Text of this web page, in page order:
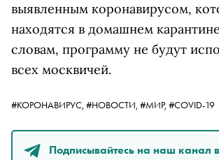
выявленным коронавирусом,
находятся в домашнем
словам, программу не будут
всех москвичей.
#КОРОНАВИРУС, #НОВОСТИ, #МИР, #COVID-19
Подписывайтесь на наш канал